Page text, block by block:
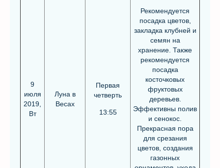
9
июля
2019,
Вт
Луна в
Весах
Первая
четверть
13:55
Рекомендуется
посадка цветов,
закладка клубней и
семян на
хранение. Также
рекомендуется
посадка
косточковых
фруктовых
деревьев.
Эффективны полив
и сенокос.
Прекрасная пора
для срезания
цветов, создания
газонных